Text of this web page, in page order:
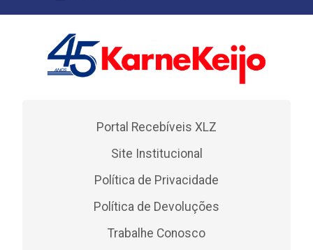
Portal Recebíveis XLZ
Site Institucional
Política de Privacidade
Política de Devoluções
Trabalhe Conosco